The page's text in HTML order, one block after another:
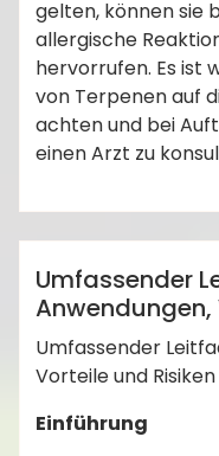
gelten, können sie
allergische
hervorrufen. Es ist
von Terpenen auf
achten und bei
einen Arzt zu
Anleitungen
Commerce,
Strategien
Umfassender
Anwendungen,
Umfassender
Vorteile und Risiken
Einführung